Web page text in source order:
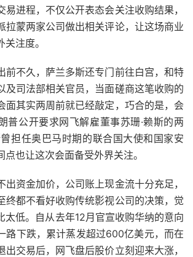
易进程，不仅公开表态会关注收购结果，
拉蒙两家公司做出相关评论，让这场商业
注度。
前不久，萨兰多斯还专门前往白宫，和特
及司法部相关官员，当面磋商这笔收购的
面其实两周前就已经敲定，巧合的是，会
普公开要求网飞解雇董事苏珊·赖斯的两
担任奥巴马时期的联合国大使和国家安
也让这次会面备受外界关注。
出资金加价，公司账上现金流十分充足，
终都不看好收购传统影视公司的决策，觉
太低。自从去年12月官宣收购华纳的意向
路下跌，累计蒸发超过600亿美元，而在
出交易后，网飞盘后股价立刻迎来大涨，